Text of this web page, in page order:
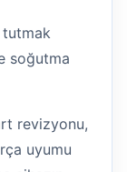
tutmak
soğutma
revizyonu,
uyumu